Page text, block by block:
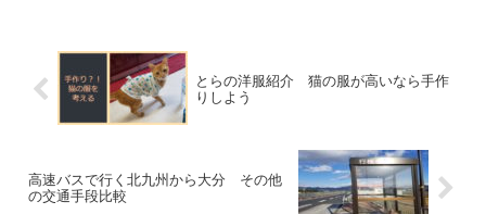
とらの洋服紹介 猫の服が高いなら手作
りしよう
高速バスで行く北九州から大分 その他
の交通手段比較